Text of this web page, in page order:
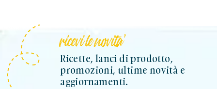
ricevi le novita'
Ricette, lanci di prodotto,
promozioni, ultime novità e
aggiornamenti.